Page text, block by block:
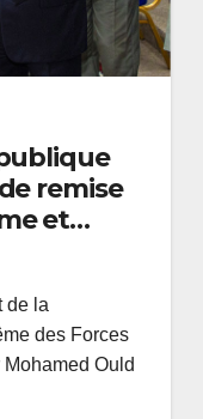
remise
et
Spécial
de la
des Forces
Ould